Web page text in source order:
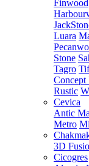
Finwood
Luara
Stone
Tagro
Concept
Rustic
Cevica
Antic
Metro
3D
Cicogres